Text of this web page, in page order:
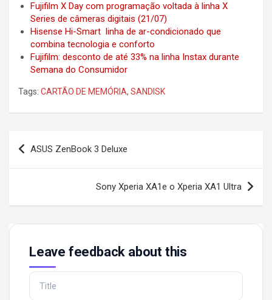
Fujifilm X Day com programação voltada à linha X
Series de câmeras digitais (21/07)
Hisense Hi-Smart linha de ar-condicionado que
combina tecnologia e conforto
Fujifilm: desconto de até 33% na linha Instax durante
Semana do Consumidor
Tags: CARTÃO DE MEMÓRIA, SANDISK
Post
navigation
ASUS ZenBook 3 Deluxe
Sony Xperia XA1e o Xperia XA1 Ultra
Leave feedback about this